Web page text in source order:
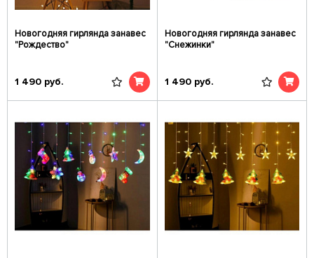
Новогодняя гирлянда занавес
"Рождество"
1 490 руб.
Новогодняя гирлянда занавес
"Снежинки"
1 490 руб.